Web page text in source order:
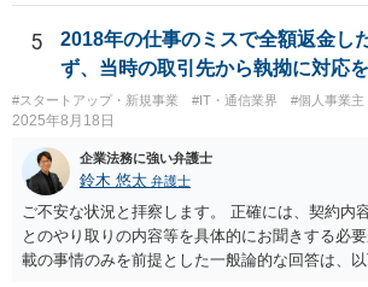
の合意がない限り、追加部分を含めたプログラ
てベンダーに帰属します。利用者が費用を負担
れだけで著作権が利用者に移転するわけではあ
者側に認められるのは通常、その追加機能を含
の範囲内で利用する権利（使用許諾）にとどまる
体的な範囲は契約内容によって決まります。た
みが使用できるのか、ベンダーが他の顧客にも
るのか、といった点は契約によって調整されるの
た、契約で特別の定めを設けることにより、追
者に帰属させる、あるいはベンダーに帰属させ
使用権を認めるといった整理をすることも可能で
用負担のみをもって著作権の帰属が決まるもの
5
2018年の仕事のミスで全額返金し
ず、当時の取引先から執拗に対応
#スタートアップ・新規事業 #IT・通信業界 #個人事業主
2025年8月18日
企業法務に強い弁護士
鈴木 悠太 弁護士
ご不安な状況と拝察します。 正確には、契約内
とのやり取りの内容等を具体的にお聞きする必
載の事情のみを前提とした一般論的な回答は、